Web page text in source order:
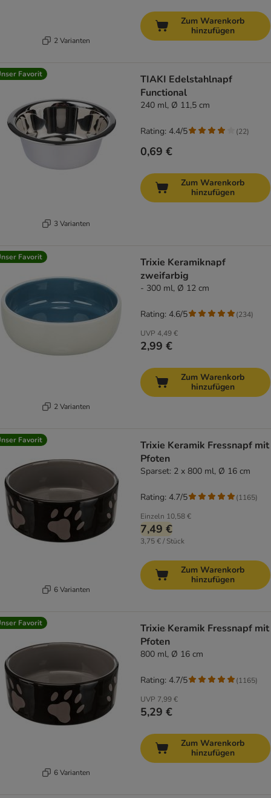
2 Varianten
Zum Warenkorb
hinzufügen
Favorit
3 Varianten
TIAKI Edelstahlnapf
Functional
240 ml, Ø 11,5 cm
0,69 €
Rating: 4.4/5 (22)
Zum Warenkorb
hinzufügen
Favorit
2 Varianten
Trixie Keramiknapf
zweifarbig
- 300 ml, Ø 12 cm
UVP 4,49 €
2,99 €
Rating: 4.6/5 (234)
Zum Warenkorb
hinzufügen
Favorit
6 Varianten
Trixie Keramik Fressnapf mit
Pfoten
Sparset: 2 x 800 ml, Ø 16 cm
Einzeln 10,58 €
7,49 €
3,75 € / Stück
Rating: 4.7/5 (1165)
Zum Warenkorb
hinzufügen
Favorit
6 Varianten
Trixie Keramik Fressnapf mit
Pfoten
800 ml, Ø 16 cm
UVP 7,99 €
5,29 €
Rating: 4.7/5 (1165)
Zum Warenkorb
hinzufügen